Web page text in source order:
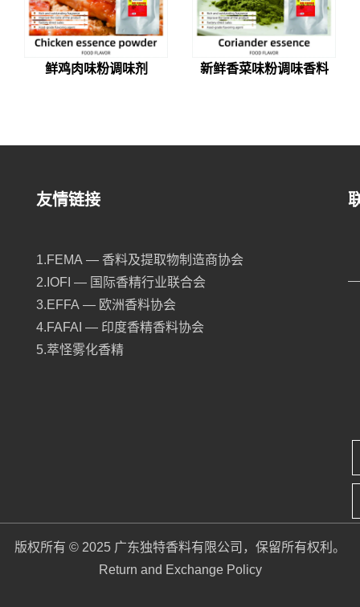
鲜鸡肉味粉调味剂 新鲜香菜味粉调味香料
友情链接
1.FEMA — 香料及提取物制造商协会
2.IOFI — 国际香精行业联合会
3.EFFA — 欧洲香料协会
4.FAFAI — 印度香精香料协会
5.萃怪雾化香精
版权所有 © 2025 广东独特香料有限公司，保留所有权利。
Return and Exchange Policy